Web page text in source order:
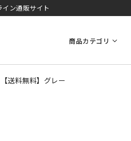
ン通販サイト
商品カテゴリ
送料無料】グレー